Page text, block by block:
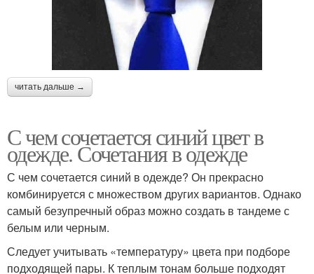
читать дальше →
С чем сочетается синий цвет в
одежде. Сочетания в одежде
С чем сочетается синий в одежде? Он прекрасно
комбинируется с множеством других вариантов. Однако
самый безупречный образ можно создать в тандеме с
белым или черным.
Следует учитывать «температуру» цвета при подборе
подходящей пары. К теплым тонам больше подходят